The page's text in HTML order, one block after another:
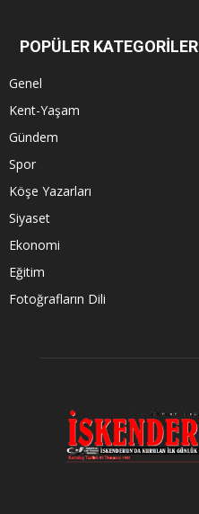
POPÜLER KATEGORİLER
Genel
Kent-Yaşam
Gündem
Spor
Köşe Yazarları
Siyaset
Ekonomi
Eğitim
Fotoğrafların Dili